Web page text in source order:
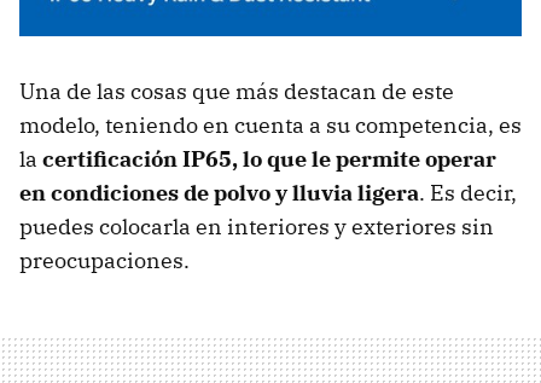
Una de las cosas que más destacan de este
modelo, teniendo en cuenta a su competencia, es
la certificación IP65, lo que le permite operar
en condiciones de polvo y lluvia ligera. Es decir,
puedes colocarla en interiores y exteriores sin
preocupaciones.